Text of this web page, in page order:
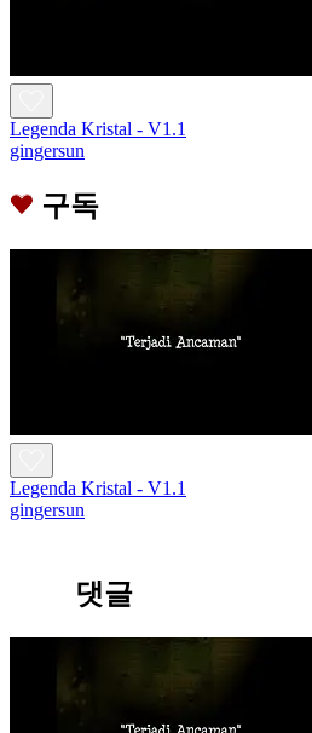
Legenda Kristal - V1.1
gingersun
구독
Legenda Kristal - V1.1
gingersun
댓글